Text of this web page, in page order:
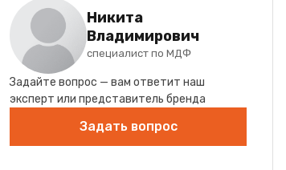
Никита
Владимирович
специалист по МДФ
Задайте вопрос — вам ответит наш
эксперт или представитель бренда
Задать вопрос